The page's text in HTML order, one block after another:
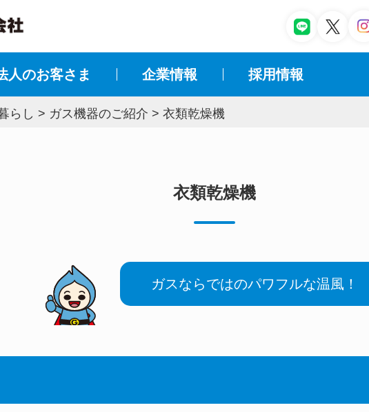
⼈のお客さま 企業情報 採⽤情報
らし > ガス機器のご紹介 > 衣類乾燥機
衣類乾燥機
ガスならではのパワフルな温風！